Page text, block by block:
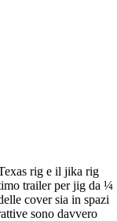
rig e il jika rig
trailer per jig da ¼
cover sia in spazi
sono davvero